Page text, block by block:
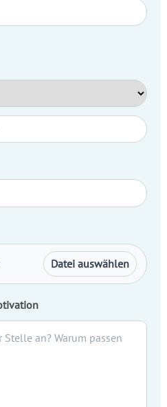
Datei auswählen